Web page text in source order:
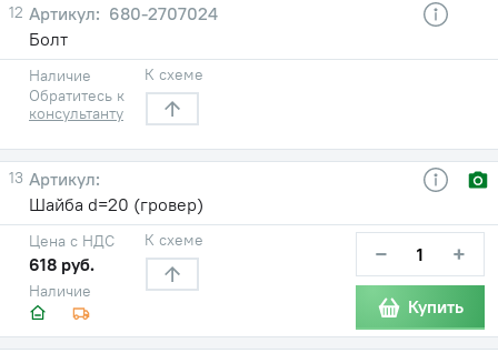
12
680-2707024
Болт
Наличие
Обратитесь к
консультанту
К схеме
13
Шайба d=20 (гровер)
Наличие
Цена с НДС
618 руб.
К схеме − +
Купить